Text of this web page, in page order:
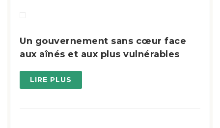
Un gouvernement sans cœur face
aux aînés et aux plus vulnérables
LIRE PLUS